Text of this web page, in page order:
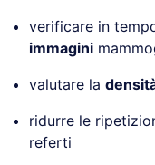
verificare in
immagini
valutare la
ridurre le
referti